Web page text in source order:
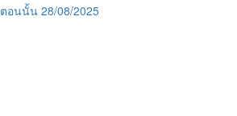
ตอนนั้น 28/08/2025